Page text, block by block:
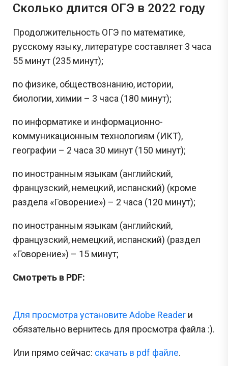
Сколько длится ОГЭ в 2022 году
Продолжительность ОГЭ по математике,
русскому языку, литературе составляет 3 часа
55 минут (235 минут);
по физике, обществознанию, истории,
биологии, химии – 3 часа (180 минут);
по информатике и информационно-
коммуникационным технологиям (ИКТ),
географии – 2 часа 30 минут (150 минут);
по иностранным языкам (английский,
французский, немецкий, испанский) (кроме
раздела «Говорение») – 2 часа (120 минут);
по иностранным языкам (английский,
французский, немецкий, испанский) (раздел
«Говорение») – 15 минут;
Смотреть в PDF:
Для просмотра установите Adobe Reader и
обязательно вернитесь для просмотра файла :).
Или прямо сейчас: cкачать в pdf файле.